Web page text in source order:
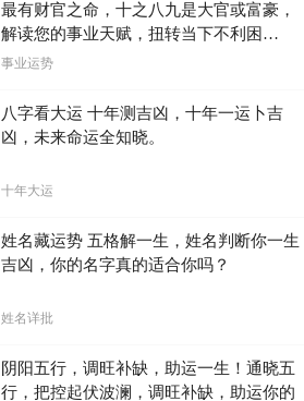
最有财官之命，十之八九是大官或富豪，
解读您的事业天赋，扭转当下不利困
局！！
事业运势
八字看大运 十年测吉凶，十年一运卜吉
凶，未来命运全知晓。
十年大运
姓名藏运势 五格解一生，姓名判断你一生
吉凶，你的名字真的适合你吗？
姓名详批
阴阳五行，调旺补缺，助运一生！通晓五
行，把控起伏波澜，调旺补缺，助运你的